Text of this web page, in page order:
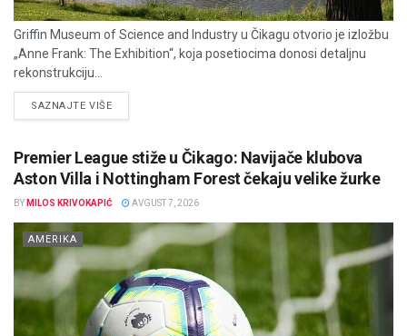
Griffin Museum of Science and Industry u Čikagu otvorio je izložbu
„Anne Frank: The Exhibition“, koja posetiocima donosi detaljnu
rekonstrukciju...
SAZNAJTE VIŠEDETAILS
Premier League stiže u Čikago: Navijače klubova
Aston Villa i Nottingham Forest čekaju velike žurke
BY MILOS KRIVOKAPIĆ AVGUST 7, 2026
AMERIKA